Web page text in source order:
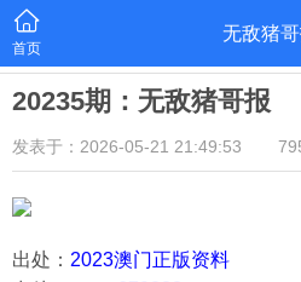
首页
无敌猪
20235期：无敌猪哥报
发表于：2026-05-21 21:49:53
出处： 2023澳门正版资料